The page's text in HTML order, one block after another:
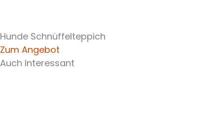
Hunde Schnüffelteppich
Zum Angebot
Auch Interessant